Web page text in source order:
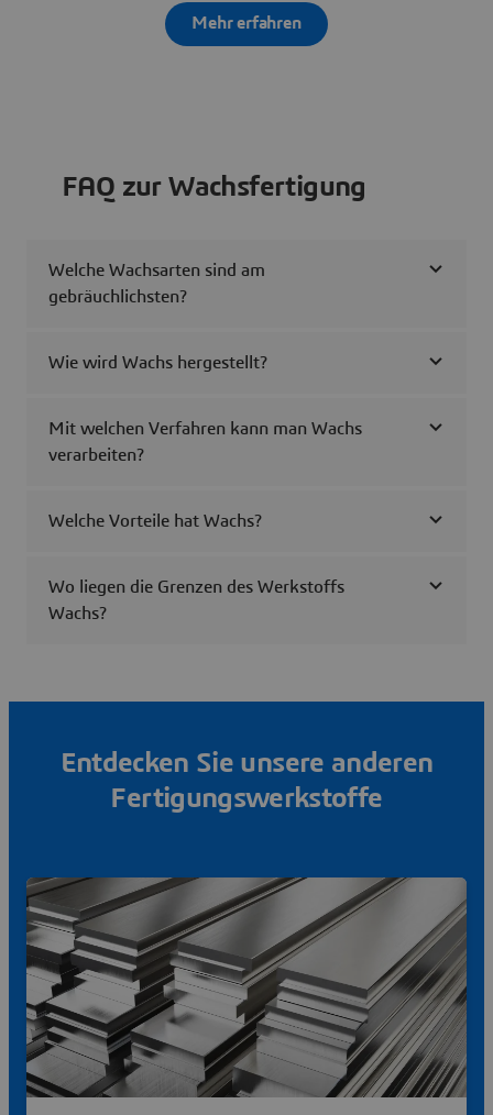
Mehr erfahren
FAQ zur Wachsfertigung
Welche Wachsarten sind am
gebräuchlichsten?
Wie wird Wachs hergestellt?
Mit welchen Verfahren kann man Wachs
verarbeiten?
Welche Vorteile hat Wachs?
Wo liegen die Grenzen des Werkstoffs
Wachs?
Entdecken Sie unsere anderen
Fertigungswerkstoffe